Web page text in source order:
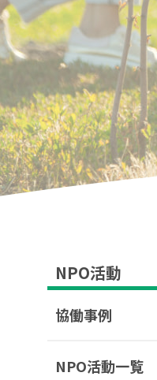
NPO活動
協働事例
NPO活動一覧